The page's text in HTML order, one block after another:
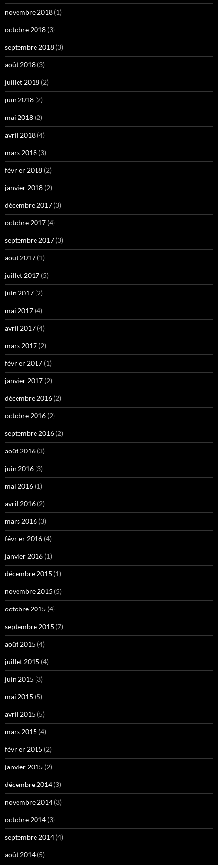
novembre 2018 (1)
octobre 2018 (3)
septembre 2018 (3)
août 2018 (3)
juillet 2018 (2)
juin 2018 (2)
mai 2018 (2)
avril 2018 (4)
mars 2018 (3)
février 2018 (2)
janvier 2018 (2)
décembre 2017 (3)
octobre 2017 (4)
septembre 2017 (3)
août 2017 (1)
juillet 2017 (5)
juin 2017 (2)
mai 2017 (4)
avril 2017 (4)
mars 2017 (2)
février 2017 (1)
janvier 2017 (2)
décembre 2016 (2)
octobre 2016 (2)
septembre 2016 (2)
août 2016 (3)
juin 2016 (3)
mai 2016 (1)
avril 2016 (2)
mars 2016 (3)
février 2016 (4)
janvier 2016 (1)
décembre 2015 (1)
novembre 2015 (5)
octobre 2015 (4)
septembre 2015 (7)
août 2015 (4)
juillet 2015 (4)
juin 2015 (3)
mai 2015 (5)
avril 2015 (5)
mars 2015 (4)
février 2015 (2)
janvier 2015 (2)
décembre 2014 (3)
novembre 2014 (3)
octobre 2014 (3)
septembre 2014 (4)
août 2014 (5)